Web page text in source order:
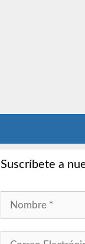
Suscríbete a